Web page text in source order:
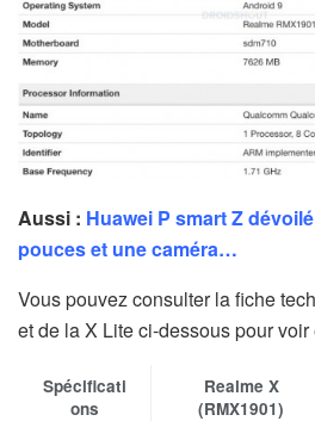
Aussi : Huawei P smart Z
pouces et une caméra…
Vous pouvez consulter la fiche
et de la X Lite ci-dessous pour
Spécificati
ons
Realme X
(RMX1901)